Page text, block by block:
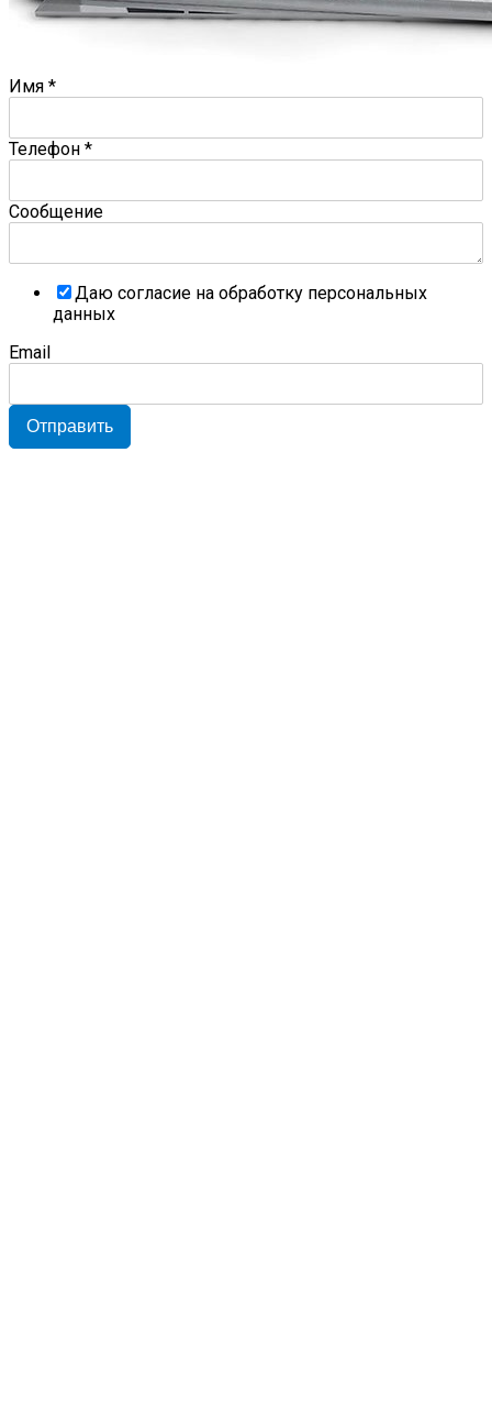
Имя *
Телефон *
Сообщение
Даю согласие на обработку персональных
данных
Email
Отправить